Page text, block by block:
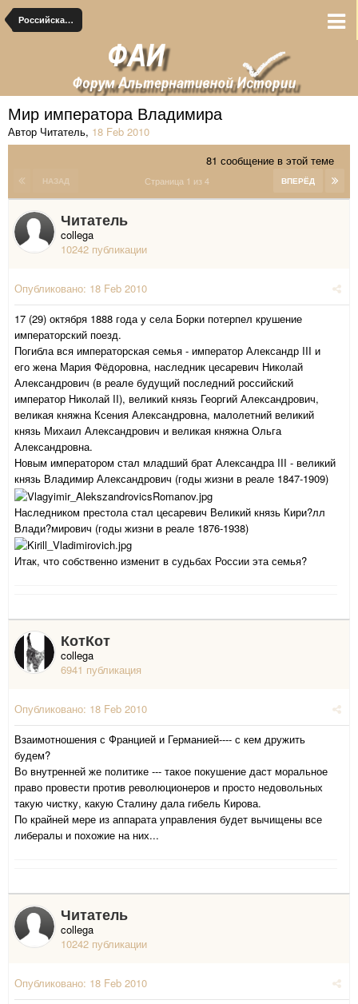
Российская Империя конца XIX начала XX веков
Мир императора Владимира
Автор Читатель, 18 Feb 2010
81 сообщение в этой теме
НАЗАД ВПЕРЁД
Страница 1 из 4
Читатель
collega
10242 публикации
Опубликовано: 18 Feb 2010
17 (29) октября 1888 года у села Борки потерпел крушение
императорский поезд.
Погибла вся императорская семья - император Александр III и
его жена Мария Фёдоровна, наследник цесаревич Николай
Александрович (в реале будущий последний российский
император Николай II), великий князь Георгий Александрович,
великая княжна Ксения Александровна, малолетний великий
князь Михаил Александрович и великая княжна Ольга
Александровна.
Новым императором стал младший брат Александра III - великий
князь Владимир Александрович (годы жизни в реале 1847-1909)
Наследником престола стал цесаревич Великий князь Кири?лл
Влади?мирович (годы жизни в реале 1876-1938)
Итак, что собственно изменит в судьбах России эта семья?
КотКот
collega
6941 публикация
Опубликовано: 18 Feb 2010
Взаимотношения с Францией и Германией---- с кем дружить
будем?
Во внутренней же политике --- такое покушение даст моральное
право провести против революционеров и просто недовольных
такую чистку, какую Сталину дала гибель Кирова.
По крайней мере из аппарата управления будет вычищены все
либералы и похожие на них...
Читатель
collega
10242 публикации
Опубликовано: 18 Feb 2010